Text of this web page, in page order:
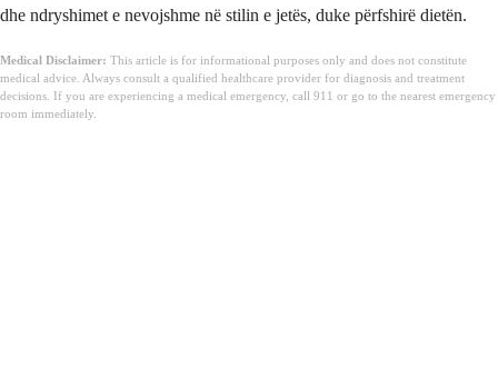
dhe ndryshimet e nevojshme në stilin e jetës, duke përfshirë dietën.
Medical Disclaimer: This article is for informational purposes only and does not constitute
medical advice. Always consult a qualified healthcare provider for diagnosis and treatment
decisions. If you are experiencing a medical emergency, call 911 or go to the nearest emergency
room immediately.